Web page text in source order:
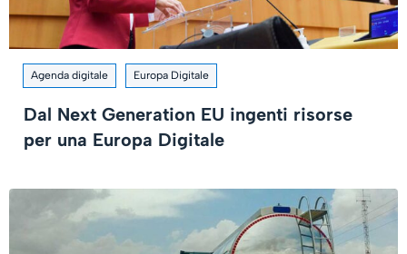
Agenda digitale Europa Digitale
Dal Next Generation EU ingenti risorse
per una Europa Digitale